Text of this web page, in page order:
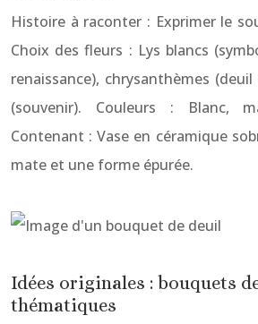
Histoire à raconter : Exprimer le
Choix des fleurs : Lys blancs
renaissance), chrysanthèmes
(souvenir). Couleurs : Blanc,
Contenant : Vase en céramique
mate et une forme épurée.
Idées originales : bouquets
thématiques